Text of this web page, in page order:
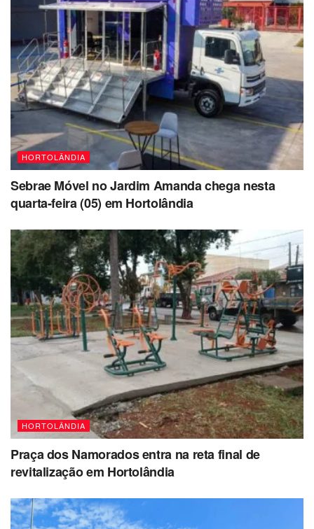
HORTOLÂNDIA
Sebrae Móvel no Jardim Amanda chega nesta
quarta-feira (05) em Hortolândia
HORTOLÂNDIA
Praça dos Namorados entra na reta final de
revitalização em Hortolândia